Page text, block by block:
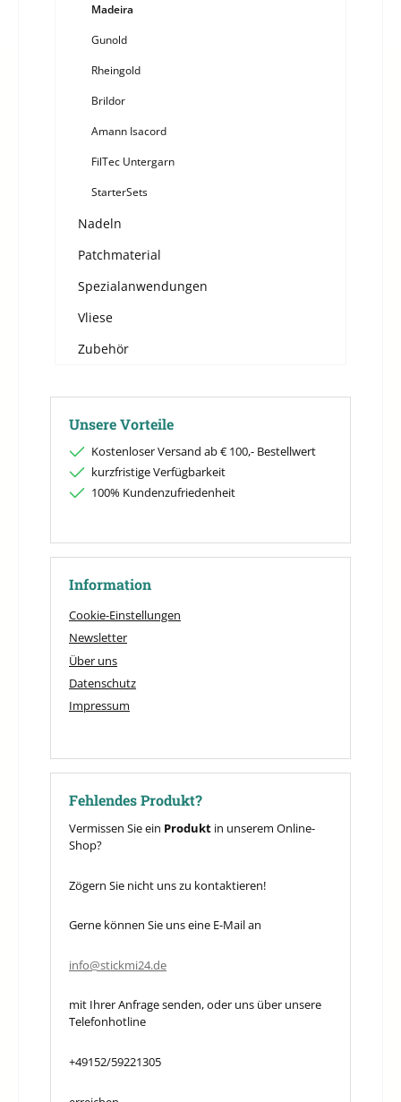
Madeira
Gunold
Rheingold
Brildor
Amann Isacord
FilTec Untergarn
StarterSets
Nadeln
Patchmaterial
Spezialanwendungen
Vliese
Zubehör
Unsere Vorteile
Kostenloser Versand ab € 100,- Bestellwert
kurzfristige Verfügbarkeit
100% Kundenzufriedenheit
Information
Cookie-Einstellungen
Newsletter
Über uns
Datenschutz
Impressum
Fehlendes Produkt?
Vermissen Sie ein Produkt in unserem Online-
Shop?
Zögern Sie nicht uns zu kontaktieren!
Gerne können Sie uns eine E-Mail an
info@stickmi24.de
mit Ihrer Anfrage senden, oder uns über unsere
Telefonhotline
+49152/59221305